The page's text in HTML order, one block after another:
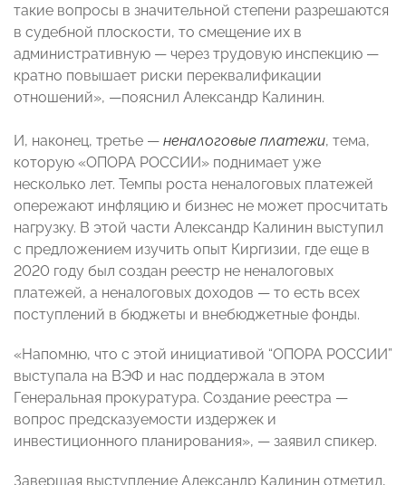
такие вопросы в значительной степени разрешаются
в судебной плоскости, то смещение их в
административную — через трудовую инспекцию —
кратно повышает риски переквалификации
отношений», —пояснил Александр Калинин.
И, наконец, третье — неналоговые платежи, тема,
которую «ОПОРА РОССИИ» поднимает уже
несколько лет. Темпы роста неналоговых платежей
опережают инфляцию и бизнес не может просчитать
нагрузку. В этой части Александр Калинин выступил
с предложением изучить опыт Киргизии, где еще в
2020 году был создан реестр не неналоговых
платежей, а неналоговых доходов — то есть всех
поступлений в бюджеты и внебюджетные фонды.
«Напомню, что с этой инициативой “ОПОРА РОССИИ”
выступала на ВЭФ и нас поддержала в этом
Генеральная прокуратура. Создание реестра —
вопрос предсказуемости издержек и
инвестиционного планирования», — заявил спикер.
Завершая выступление Александр Калинин отметил,